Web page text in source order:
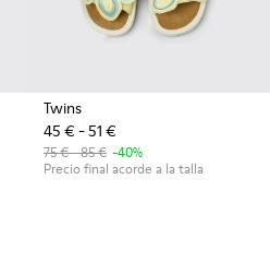
de tejido multicolor para
- Sandalias de tejido
Twins
45 € - 51 €
75 € - 85 € -40%
Precio final acorde a la talla